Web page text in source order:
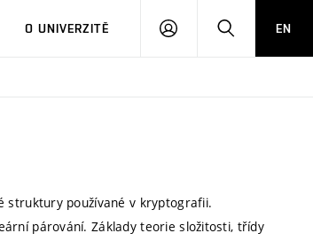
O UNIVERZITĚ
PŘIHLÁSIT HLEDATEN
struktury používané v kryptografii.
párování. Základy teorie složitosti, třídy